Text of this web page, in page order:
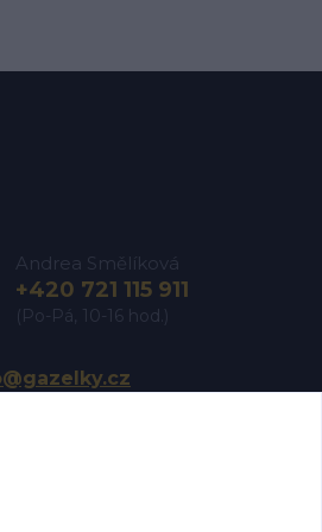
Andrea Smělíková
+420 721 115 911
(Po-Pá, 10-16 hod.)